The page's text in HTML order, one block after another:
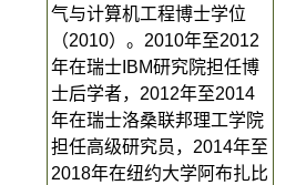
气与计算机工程博士学位
（2010）。2010年至2012
年在瑞士IBM研究院担任博
士后学者，2012年至2014
年在瑞士洛桑联邦理工学院
担任高级研究员，2014年至
2018年在纽约大学阿布扎比